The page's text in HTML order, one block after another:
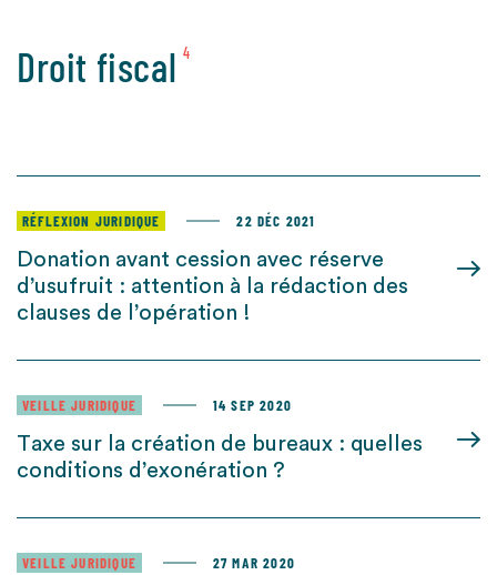
Droit fiscal 4
RÉFLEXION JURIDIQUE 22 DÉC 2021
Donation avant cession avec réserve
d’usufruit : attention à la rédaction des
clauses de l’opération !
VEILLE JURIDIQUE 14 SEP 2020
Taxe sur la création de bureaux : quelles
conditions d’exonération ?
VEILLE JURIDIQUE 27 MAR 2020